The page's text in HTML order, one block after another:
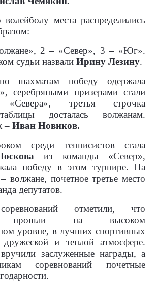
места распределились
2 – «Север», 3 – «Юг».
судьи назвали Ирину Лезину.
шахматам победу одержала
серебряными призерами стали
«Севера», третья строчка
досталась волжанам.
– Иван Новиков.
среди теннисистов стала
из команды «Север»,
победу в этом турнире. На
волжане, почетное третье место
депутатов.
отметили, что
прошли на высоком
уровне, в лучших спортивных
и теплой атмосфере.
заслуженные награды, а
соревнований почетные